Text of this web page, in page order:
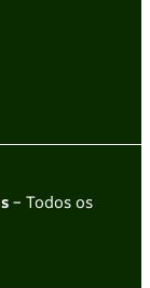
– Todos os